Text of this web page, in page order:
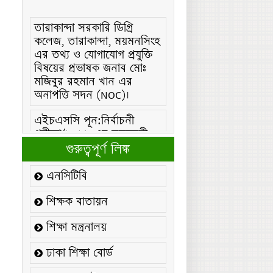
কলেজ, তারাকান্দা, ময়মনসিংহ
এর তথ্য ও যোগাযোগ প্রযুক্তি
বিষয়ের প্রভাষক জনাব মোঃ
মজিবুর রহমান খান এর
অনাপত্তি সদন (NOC)।
এইচএসসি পূন:নির্বাচনী
পরীক্ষা/২০২৬ এর সময়সূচীঃ
এইচএসসি (বিএমটি) ফরম
পূরণ/২০২৬ বিজ্ঞপ্তিঃ
এইচএসসি ফরম/২০২৬ পূরণ
বিজ্ঞপ্তিঃ
২১ ফেব্রুয়ারি/২০২৬ ইং
তারিখে “শহিদ দিবস ও
আন্তর্জাতিক মাতৃভাষা
গুরুত্বপূর্ণ লিঙ্ক
এনসিটিবি
শিক্ষক বাতায়ন
শিক্ষা মন্ত্রনালয়
ঢাকা শিক্ষা বোর্ড